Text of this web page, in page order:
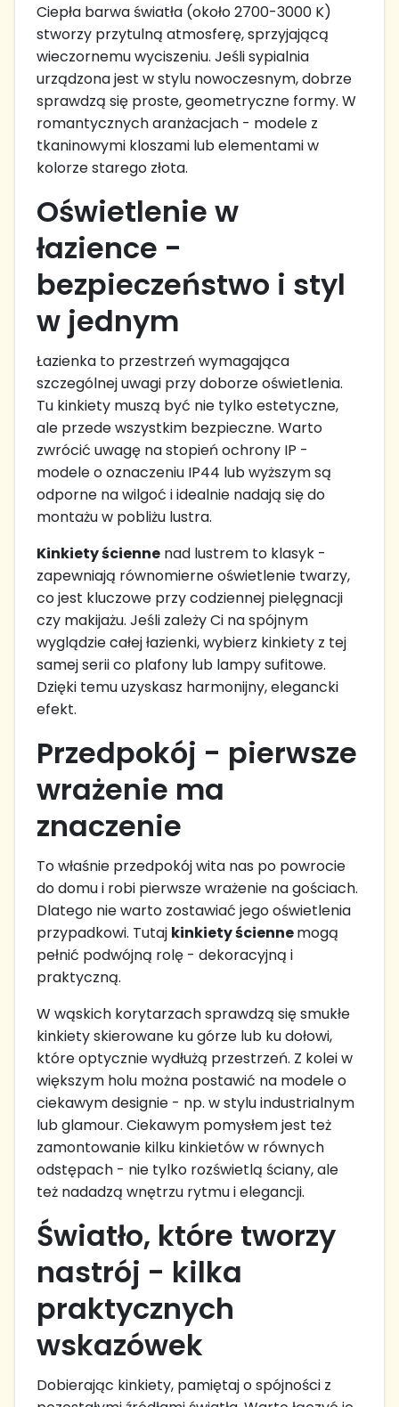
Ciepła barwa światła (około 2700-3000 K)
stworzy przytulną atmosferę, sprzyjającą
wieczornemu wyciszeniu. Jeśli sypialnia
urządzona jest w stylu nowoczesnym, dobrze
sprawdzą się proste, geometryczne formy. W
romantycznych aranżacjach - modele z
tkaninowymi kloszami lub elementami w
kolorze starego złota.
Oświetlenie w
łazience -
bezpieczeństwo i styl
w jednym
Łazienka to przestrzeń wymagająca
szczególnej uwagi przy doborze oświetlenia.
Tu kinkiety muszą być nie tylko estetyczne,
ale przede wszystkim bezpieczne. Warto
zwrócić uwagę na stopień ochrony IP -
modele o oznaczeniu IP44 lub wyższym są
odporne na wilgoć i idealnie nadają się do
montażu w pobliżu lustra.
Kinkiety ścienne nad lustrem to klasyk -
zapewniają równomierne oświetlenie twarzy,
co jest kluczowe przy codziennej pielęgnacji
czy makijażu. Jeśli zależy Ci na spójnym
wyglądzie całej łazienki, wybierz kinkiety z tej
samej serii co plafony lub lampy sufitowe.
Dzięki temu uzyskasz harmonijny, elegancki
efekt.
Przedpokój - pierwsze
wrażenie ma
znaczenie
To właśnie przedpokój wita nas po powrocie
do domu i robi pierwsze wrażenie na gościach.
Dlatego nie warto zostawiać jego oświetlenia
przypadkowi. Tutaj kinkiety ściennemogą
pełnić podwójną rolę - dekoracyjną i
praktyczną.
W wąskich korytarzach sprawdzą się smukłe
kinkiety skierowane ku górze lub ku dołowi,
które optycznie wydłużą przestrzeń. Z kolei w
większym holu można postawić na modele o
ciekawym designie - np. w stylu industrialnym
lub glamour. Ciekawym pomysłem jest też
zamontowanie kilku kinkietów w równych
odstępach - nie tylko rozświetlą ściany, ale
też nadadzą wnętrzu rytmu i elegancji.
Światło, które tworzy
nastrój - kilka
praktycznych
wskazówek
Dobierając kinkiety, pamiętaj o spójności z